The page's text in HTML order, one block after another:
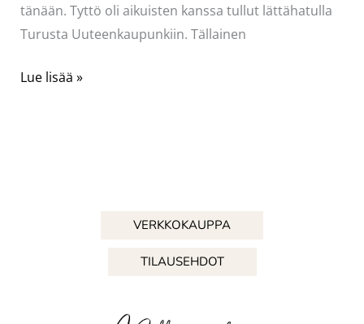
tänään. Tyttö oli aikuisten kanssa tullut lättähatulla
Turusta Uuteenkaupunkiin. Tällainen
Mukava
Lue lisää »
VERKKOKAUPPA
TILAUSEHDOT